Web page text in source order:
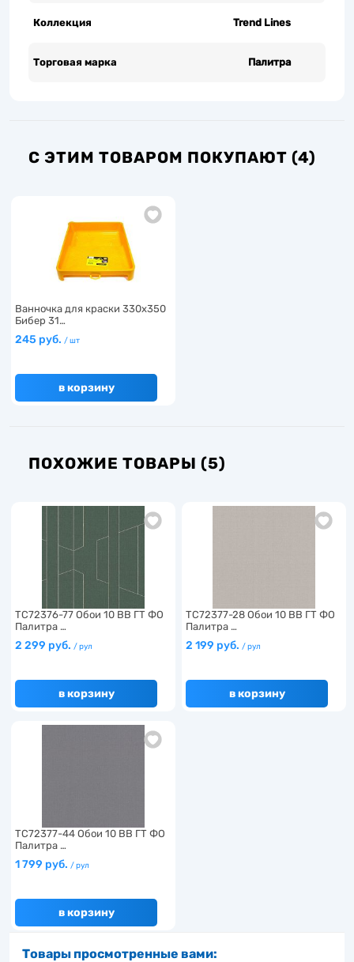
Коллекция Trend Lines
Торговая марка Палитра
С ЭТИМ ТОВАРОМ ПОКУПАЮТ (4)
Ванночка для краски 330х350
Бибер 31…
245 руб. / шт
в корзину
ПОХОЖИЕ ТОВАРЫ (5)
TC72376-77 Обои 10 ВВ ГТ ФО
Палитра …
2 299 руб. / рул
в корзину
TC72377-28 Обои 10 ВВ ГТ ФО
Палитра …
2 199 руб. / рул
в корзину
TC72377-44 Обои 10 ВВ ГТ ФО
Палитра …
1 799 руб. / рул
в корзину
Товары просмотренные вами: